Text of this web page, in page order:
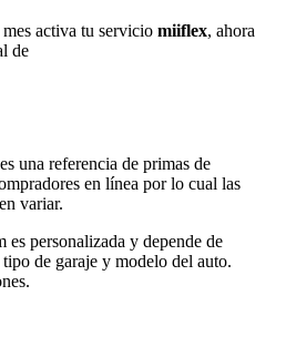
activa tu servicio miiflex, ahora
de
una referencia de primas de
en línea por lo cual las
variar.
personalizada y depende de
de garaje y modelo del auto.